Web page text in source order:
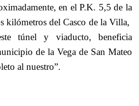
en el P.K. 5,5 de la
kilómetros del Casco de la Villa,
túnel y viaducto, beneficia
de la Vega de San Mateo
al nuestro”.